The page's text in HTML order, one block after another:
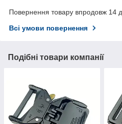
Повернення товару впродовж 14
Всі умови повернення
Подібні товари компанії